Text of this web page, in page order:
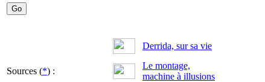
Derrida, sur sa vie
Sources (*) :
Le montage,
machine à illusions